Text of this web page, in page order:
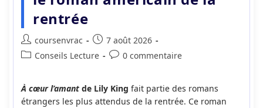
rentrée
Auteur/autrice
de
coursenvrac
Publication
publiée :
7 août 2026
PostConseils Lecture
Commentaires
publication :
0 commentaire
À cœur l’amant de Lily King fait partie des romans
étrangers les plus attendus de la rentrée. Ce roman